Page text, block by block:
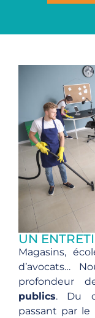
UN
Magasins,
d’avocats…
profondeur
publics. Du
passant par